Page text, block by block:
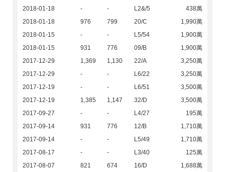
2018-01-18
- - L2&/5
438萬
2018-01-18
976 799 20/C
1,990萬
2018-01-15
- - L5/54
1,900萬
2018-01-15
931 776 09/B
1,900萬
2017-12-29
1,369 1,130 22/A
3,250萬
2017-12-29
- - L6/22
3,250萬
2017-12-19
- - L6/51
3,500萬
2017-12-19
1,385 1,147 32/D
3,500萬
2017-09-27
- - L4/27
195萬
2017-09-14
931 776 12/B
1,710萬
2017-09-14
- - L5/49
1,710萬
2017-08-17
- - L3/40
125萬
2017-08-07
821 674 16/D
1,688萬